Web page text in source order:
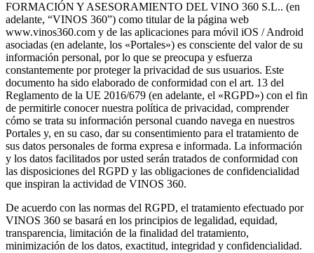
FORMACIÓN Y ASESORAMIENTO DEL VINO 360 S.L.. (en
adelante, “VINOS 360”) como titular de la página web
www.vinos360.com y de las aplicaciones para móvil iOS / Android
asociadas (en adelante, los «Portales») es consciente del valor de su
información personal, por lo que se preocupa y esfuerza
constantemente por proteger la privacidad de sus usuarios. Este
documento ha sido elaborado de conformidad con el art. 13 del
Reglamento de la UE 2016/679 (en adelante, el «RGPD») con el fin
de permitirle conocer nuestra política de privacidad, comprender
cómo se trata su información personal cuando navega en nuestros
Portales y, en su caso, dar su consentimiento para el tratamiento de
sus datos personales de forma expresa e informada. La información
y los datos facilitados por usted serán tratados de conformidad con
las disposiciones del RGPD y las obligaciones de confidencialidad
que inspiran la actividad de VINOS 360.
De acuerdo con las normas del RGPD, el tratamiento efectuado por
VINOS 360 se basará en los principios de legalidad, equidad,
transparencia, limitación de la finalidad del tratamiento,
minimización de los datos, exactitud, integridad y confidencialidad.